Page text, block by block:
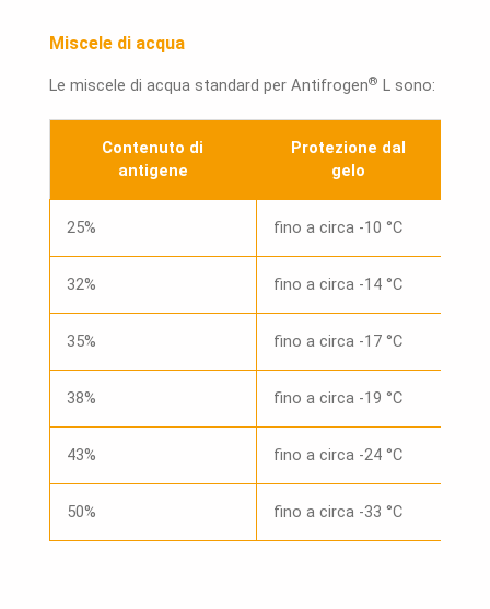
Miscele di acqua
Le miscele di acqua standard per Antifrogen® L sono:
Contenuto di
antigene
Protezione dal
gelo
25% fino a circa -10 °C
32% fino a circa -14 °C
35% fino a circa -17 °C
38% fino a circa -19 °C
43% fino a circa -24 °C
50% fino a circa -33 °C